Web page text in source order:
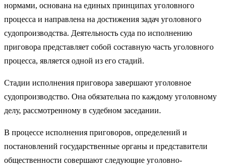
нормами, основана на единых принципах уголовного
процесса и направлена на достижения задач уголовного
судопроизводства. Деятельность суда по исполнению
приговора представляет собой составную часть уголовного
процесса, является одной из его стадий.
Стадии исполнения приговора завершают уголовное
судопроизводство. Она обязательна по каждому уголовному
делу, рассмотренному в судебном заседании.
В процессе исполнения приговоров, определений и
постановлений государственные органы и представители
общественности совершают следующие уголовно-